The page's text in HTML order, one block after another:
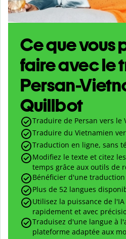
Ce que vous
faire avec le
Persan-
Quillbot
Traduire de Persan vers le
Traduire du Vietnamien
Traduction en ligne, sans
Modifiez le texte et citez
temps grâce aux outils de
Bénéficier d'une
Plus de 52 langues
Utilisez la puissance de
rapidement et avec
Traduisez d'une langue à
plateforme adaptée aux